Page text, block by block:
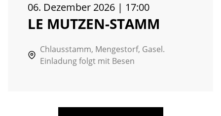
06. Dezember 2026 | 17:00
LE MUTZEN-STAMM
Chlausstamm, Mengestorf, Gasel.
Einladung folgt mit Besen